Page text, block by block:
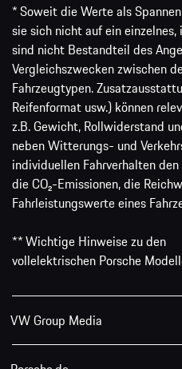
* Soweit die Werte als
sie sich nicht auf ein
sind nicht Bestandteil des
Vergleichszwecken zwischen
Fahrzeugtypen.
Reifenformat usw.) können
z.B. Gewicht, Rollwiderstand
neben Witterungs- und
individuellen Fahrverhalten
die CO₂-Emissionen, die
Fahrleistungswerte eines
** Wichtige Hinweise zu den
vollelektrischen Porsche
VW Group Media